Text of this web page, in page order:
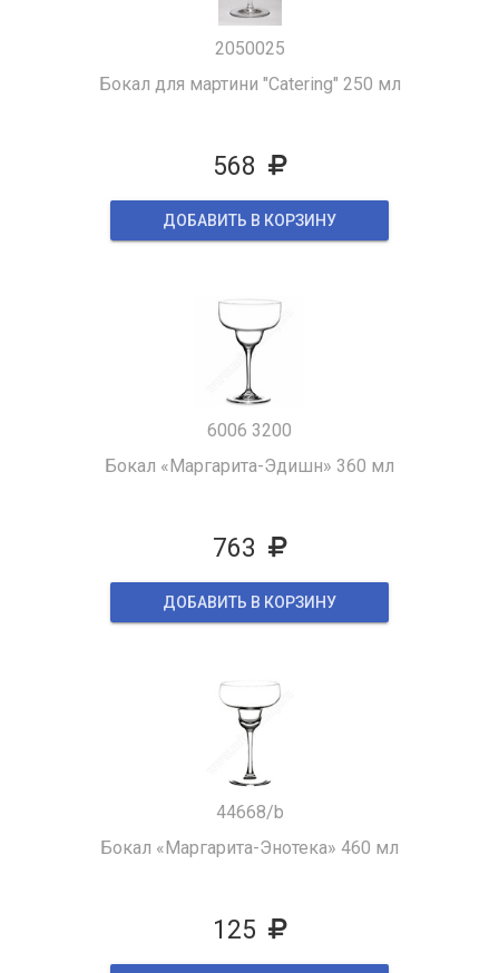
2050025
Бокал для мартини "Catering" 250 мл
568
ДОБАВИТЬ В КОРЗИНУ
6006 3200
Бокал «Маргарита-Эдишн» 360 мл
763
ДОБАВИТЬ В КОРЗИНУ
44668/b
Бокал «Маргарита-Энотека» 460 мл
125